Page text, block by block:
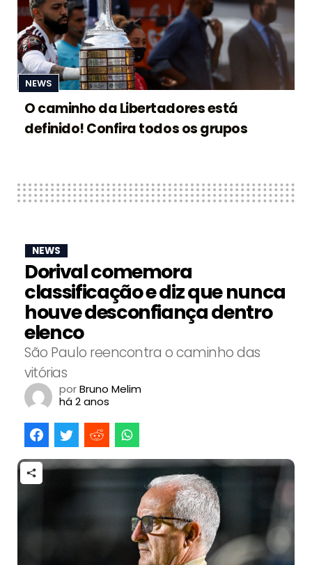
NEWS
O caminho da Libertadores está
definido! Confira todos os grupos
NEWS
Dorival comemora
classificação e diz que nunca
houve desconfiança dentro
elenco
São Paulo reencontra o caminho das
vitórias
porBruno Melim
há 2 anos